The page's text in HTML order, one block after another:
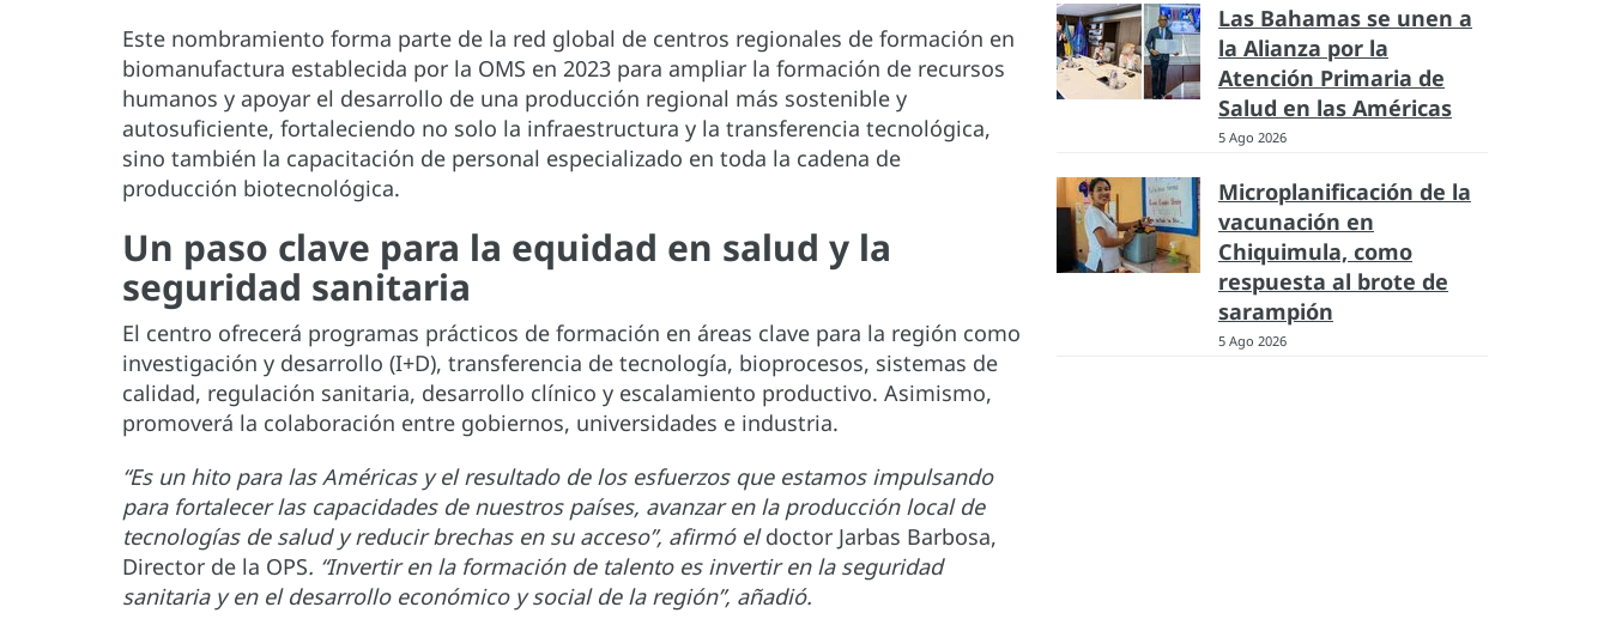
Este nombramiento forma parte de la red global de centros regionales de formación en
biomanufactura establecida por la OMS en 2023 para ampliar la formación de recursos
humanos y apoyar el desarrollo de una producción regional más sostenible y
autosuficiente, fortaleciendo no solo la infraestructura y la transferencia tecnológica,
sino también la capacitación de personal especializado en toda la cadena de
producción biotecnológica.
Un paso clave para la equidad en salud y la
seguridad sanitaria
El centro ofrecerá programas prácticos de formación en áreas clave para la región como
investigación y desarrollo (I+D), transferencia de tecnología, bioprocesos, sistemas de
calidad, regulación sanitaria, desarrollo clínico y escalamiento productivo. Asimismo,
promoverá la colaboración entre gobiernos, universidades e industria.
“Es un hito para las Américas y el resultado de los esfuerzos que estamos impulsando
para fortalecer las capacidades de nuestros países, avanzar en la producción local de
tecnologías de salud y reducir brechas en su acceso”, afirmó eldoctor Jarbas Barbosa,
Director de la OPS. “Invertir en la formación de talento es invertir en la seguridad
sanitaria y en el desarrollo económico y social de la región”, añadió.
Las Bahamas se unen a
la Alianza por la
Atención Primaria de
Salud en las Américas
5 Ago 2026
Microplanificación de la
vacunación en
Chiquimula, como
respuesta al brote de
sarampión
5 Ago 2026